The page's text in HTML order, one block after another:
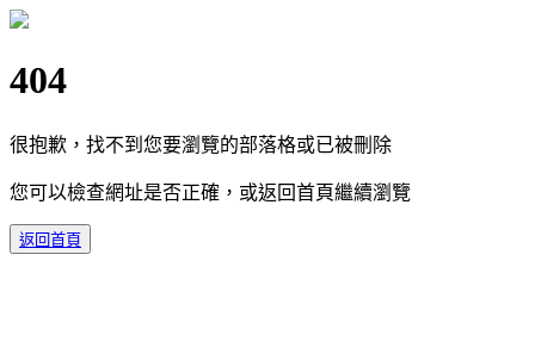
404
很抱歉，找不到您要瀏覽的部落格或已被刪除
您可以檢查網址是否正確，或返回首頁繼續瀏覽
返回首頁